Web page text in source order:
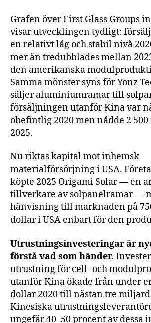
Grafen över First Glass Groups
visar utvecklingen tydligt:
en relativt låg och stabil nivå
mer än tredubblades mellan
den amerikanska
Samma mönster syns för Yonz
säljer aluminiumramar till
försäljningen utanför Kina var
obefintlig 2020 men nådde 2
2025.
Nu riktas kapital mot inhemsk
materialförsörjning i USA.
köpte 2025 Origami Solar — en
tillverkare av solpanelramar —
hänvisning till marknaden på
dollar i USA enbart för den
Utrustningsinvesteringar är
förstå vad som händer.
utrustning för cell- och
utanför Kina ökade från under
dollar 2020 till nästan tre
Kinesiska
ungefär 40–50 procent av dessa